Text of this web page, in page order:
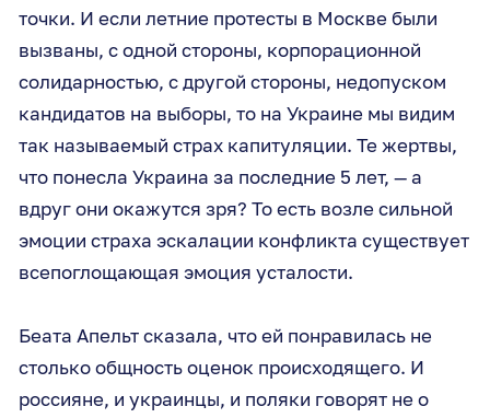
точки. И если летние протесты в Москве были
вызваны, с одной стороны, корпорационной
солидарностью, с другой стороны, недопуском
кандидатов на выборы, то на Украине мы видим
так называемый страх капитуляции. Те жертвы,
что понесла Украина за последние 5 лет, — а
вдруг они окажутся зря? То есть возле сильной
эмоции страха эскалации конфликта существует
всепоглощающая эмоция усталости.
Беата Апельт сказала, что ей понравилась не
столько общность оценок происходящего. И
россияне, и украинцы, и поляки говорят не о